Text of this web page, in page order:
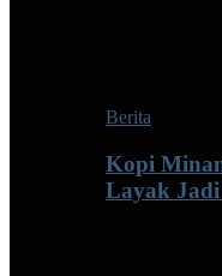
Berita
Kopi
Layak